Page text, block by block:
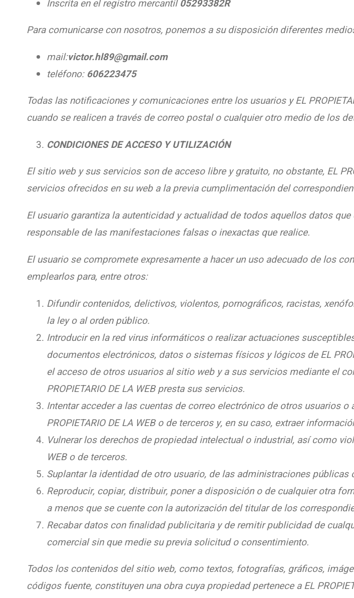
Inscrita en el registro mercantil05293382R
Para comunicarse con nosotros, ponemos a su disposición diferentes
mail:victor.hl89@gmail.com
teléfono: 606223475
Todas las notificaciones y comunicaciones entre los usuarios y EL
cuando se realicen a través de correo postal o cualquier otro medio de los
CONDICIONES DE ACCESO Y UTILIZACIÓN
El sitio web y sus servicios son de acceso libre y gratuito, no obstante, EL
servicios ofrecidos en su web a la previa cumplimentación del
El usuario garantiza la autenticidad y actualidad de todos aquellos datos que
responsable de las manifestaciones falsas o inexactas que realice.
El usuario se compromete expresamente a hacer un uso adecuado de los
emplearlos para, entre otros:
Difundir contenidos, delictivos, violentos, pornográficos, racistas,
la ley o al orden público.
Introducir en la red virus informáticos o realizar actuaciones
documentos electrónicos, datos o sistemas físicos y lógicos de EL
el acceso de otros usuarios al sitio web y a sus servicios mediante el
PROPIETARIO DE LA WEB presta sus servicios.
Intentar acceder a las cuentas de correo electrónico de otros usuarios
PROPIETARIO DE LA WEB o de terceros y, en su caso, extraer
Vulnerar los derechos de propiedad intelectual o industrial, así como
WEB o de terceros.
Suplantar la identidad de otro usuario, de las administraciones públicas
Reproducir, copiar, distribuir, poner a disposición o de cualquier otra
a menos que se cuente con la autorización del titular de los
Recabar datos con finalidad publicitaria y de remitir publicidad de
comercial sin que medie su previa solicitud o consentimiento.
Todos los contenidos del sitio web, como textos, fotografías, gráficos,
códigos fuente, constituyen una obra cuya propiedad pertenece a EL